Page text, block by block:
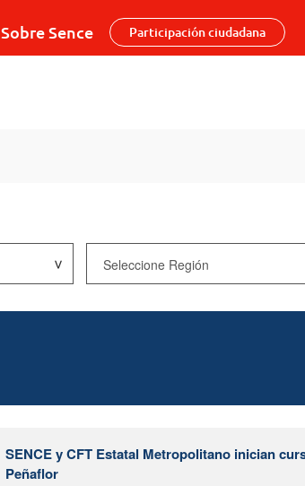
Sobre Sence Participación ciudadana
SENCE y CFT Estatal Metropolitano inician
Peñaflor